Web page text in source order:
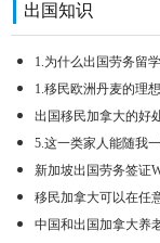
出国知识
1.为什么出国劳务留
1.移民欧洲丹麦的理
出国移民加拿大的好
5.这一类家人能随我
新加坡出国劳务签证
移民加拿大可以在任
中国和出国加拿大养